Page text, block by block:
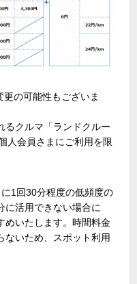
の可能性もございま
クルマ「ランドクルー
人会員さまにご利用を限
1回30分程度の低頻度の
に活用できない場合に
めいたします。時間料金
ないため、スポット利用